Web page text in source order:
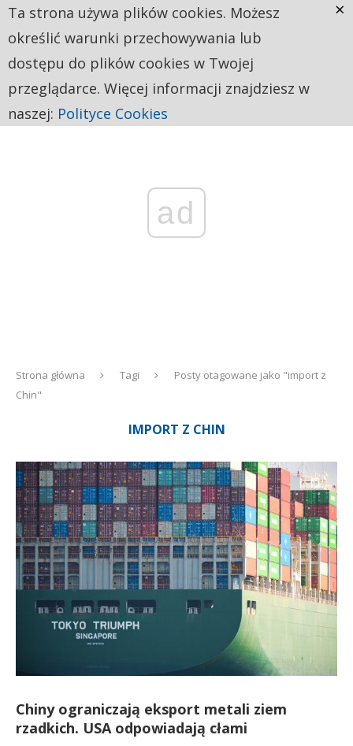
ad
Strona główna Tagi
Posty otagowane jako "import z
Chin"
IMPORT Z CHIN
Chiny ograniczają eksport metali ziem
rzadkich. USA odpowiadają cłami
Ta strona używa plików cookies. Możesz
określić warunki przechowywania lub
dostępu do plików cookies w Twojej
przeglądarce. Więcej informacji znajdziesz w
naszej: Polityce Cookies
×